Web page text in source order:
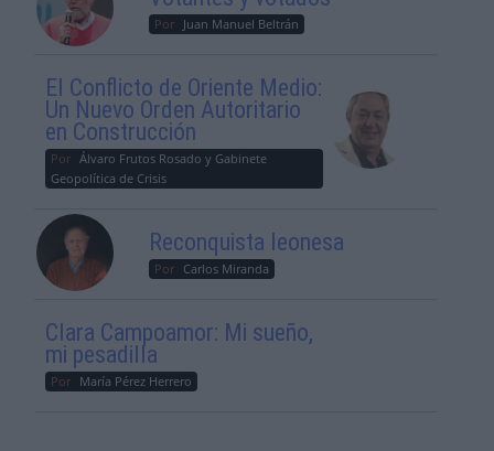
Por Juan Manuel Beltrán
El Conflicto de Oriente Medio:
Un Nuevo Orden Autoritario
en Construcción
Por Álvaro Frutos Rosado y Gabinete
Geopolítica de Crisis
Reconquista leonesa
Por Carlos Miranda
Clara Campoamor: Mi sueño,
mi pesadilla
Por María Pérez Herrero